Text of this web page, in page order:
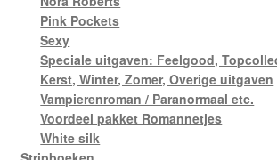
Pink Pockets
Sexy
Speciale uitgaven: Feelgood,
Kerst, Winter, Zomer, Overige uitgaven
Vampierenroman / Paranormaal etc.
Voordeel pakket Romannetjes
White silk